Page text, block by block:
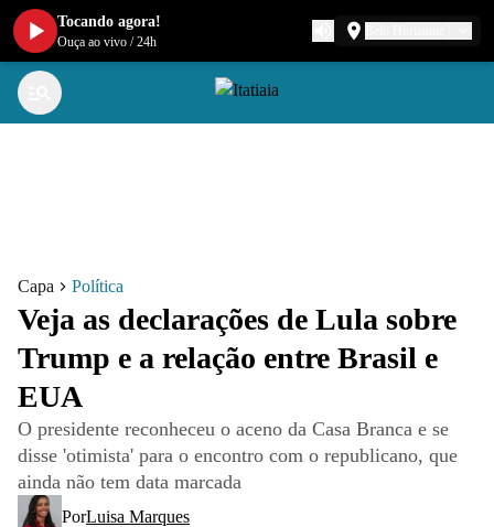
Capa Política
Veja as declarações de Lula sobre
Trump e a relação entre Brasil e
EUA
O presidente reconheceu o aceno da Casa Branca e se
disse 'otimista' para o encontro com o republicano, que
ainda não tem data marcada
PorLuisa Marques
Tocando agora!
Ouça ao vivo /24h